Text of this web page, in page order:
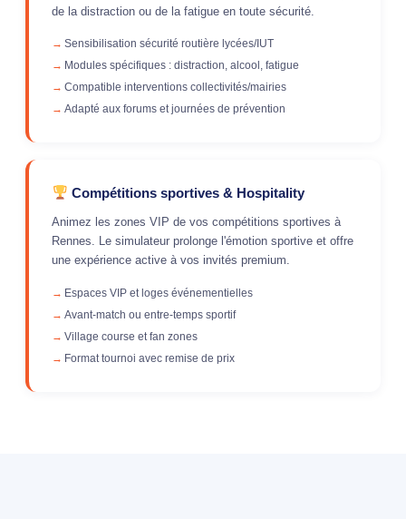
de la distraction ou de la fatigue en toute sécurité.
Sensibilisation sécurité routière lycées/IUT
Modules spécifiques : distraction, alcool, fatigue
Compatible interventions collectivités/mairies
Adapté aux forums et journées de prévention
Compétitions sportives & Hospitality
Animez les zones VIP de vos compétitions sportives à
Rennes. Le simulateur prolonge l'émotion sportive et offre
une expérience active à vos invités premium.
Espaces VIP et loges événementielles
Avant-match ou entre-temps sportif
Village course et fan zones
Format tournoi avec remise de prix